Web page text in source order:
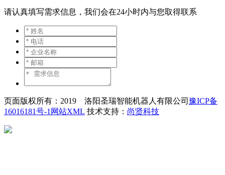
请认真填写需求信息，我们会在24小时内与您取得联系
页面版权所有：2019 洛阳圣瑞智能机器人有限公司 豫ICP备
16016181号-1 网站XML 技术支持： 尚贤科技